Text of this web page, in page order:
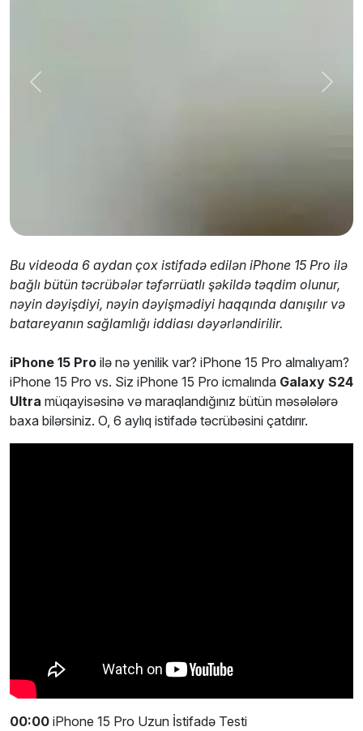
Bu videoda 6 aydan çox istifadə edilən iPhone 15 Pro ilə
bağlı bütün təcrübələr təfərrüatlı şəkildə təqdim olunur,
nəyin dəyişdiyi, nəyin dəyişmədiyi haqqında danışılır və
batareyanın sağlamlığı iddiası dəyərləndirilir.
iPhone 15 Pro ilə nə yenilik var? iPhone 15 Pro almalıyam?
iPhone 15 Pro vs. Siz iPhone 15 Pro icmalında Galaxy S24
Ultra müqayisəsinə və maraqlandığınız bütün məsələlərə
baxa bilərsiniz. O, 6 aylıq istifadə təcrübəsini çatdırır.
00:00 iPhone 15 Pro Uzun İstifadə Testi